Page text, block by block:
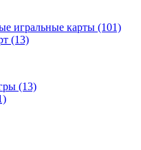
игральные карты (101)
(13)
(13)